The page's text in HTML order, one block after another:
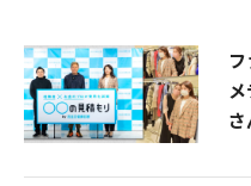
さ